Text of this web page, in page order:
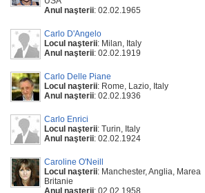
Anul naşterii: 02.02.1965
Carlo D'Angelo
Locul naşterii: Milan, Italy
Anul naşterii: 02.02.1919
Carlo Delle Piane
Locul naşterii: Rome, Lazio, Italy
Anul naşterii: 02.02.1936
Carlo Enrici
Locul naşterii: Turin, Italy
Anul naşterii: 02.02.1924
Caroline O'Neill
Locul naşterii: Manchester, Anglia, Marea
Britanie
Anul naşterii: 02.02.1958